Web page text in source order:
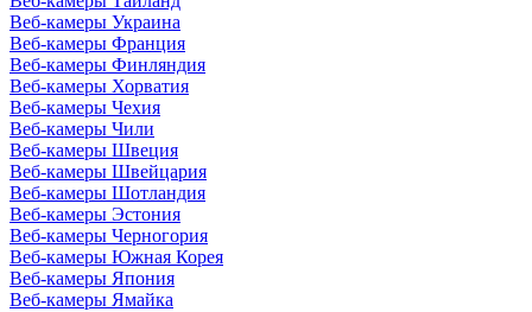
Веб-камеры Украина
Веб-камеры Франция
Веб-камеры Финляндия
Веб-камеры Хорватия
Веб-камеры Чехия
Веб-камеры Чили
Веб-камеры Швеция
Веб-камеры Швейцария
Веб-камеры Шотландия
Веб-камеры Эстония
Веб-камеры Черногория
Веб-камеры Южная Корея
Веб-камеры Япония
Веб-камеры Ямайка